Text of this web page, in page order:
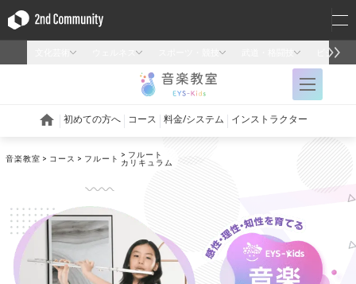
音楽教室 コース フルート
フルート
カリキュラム